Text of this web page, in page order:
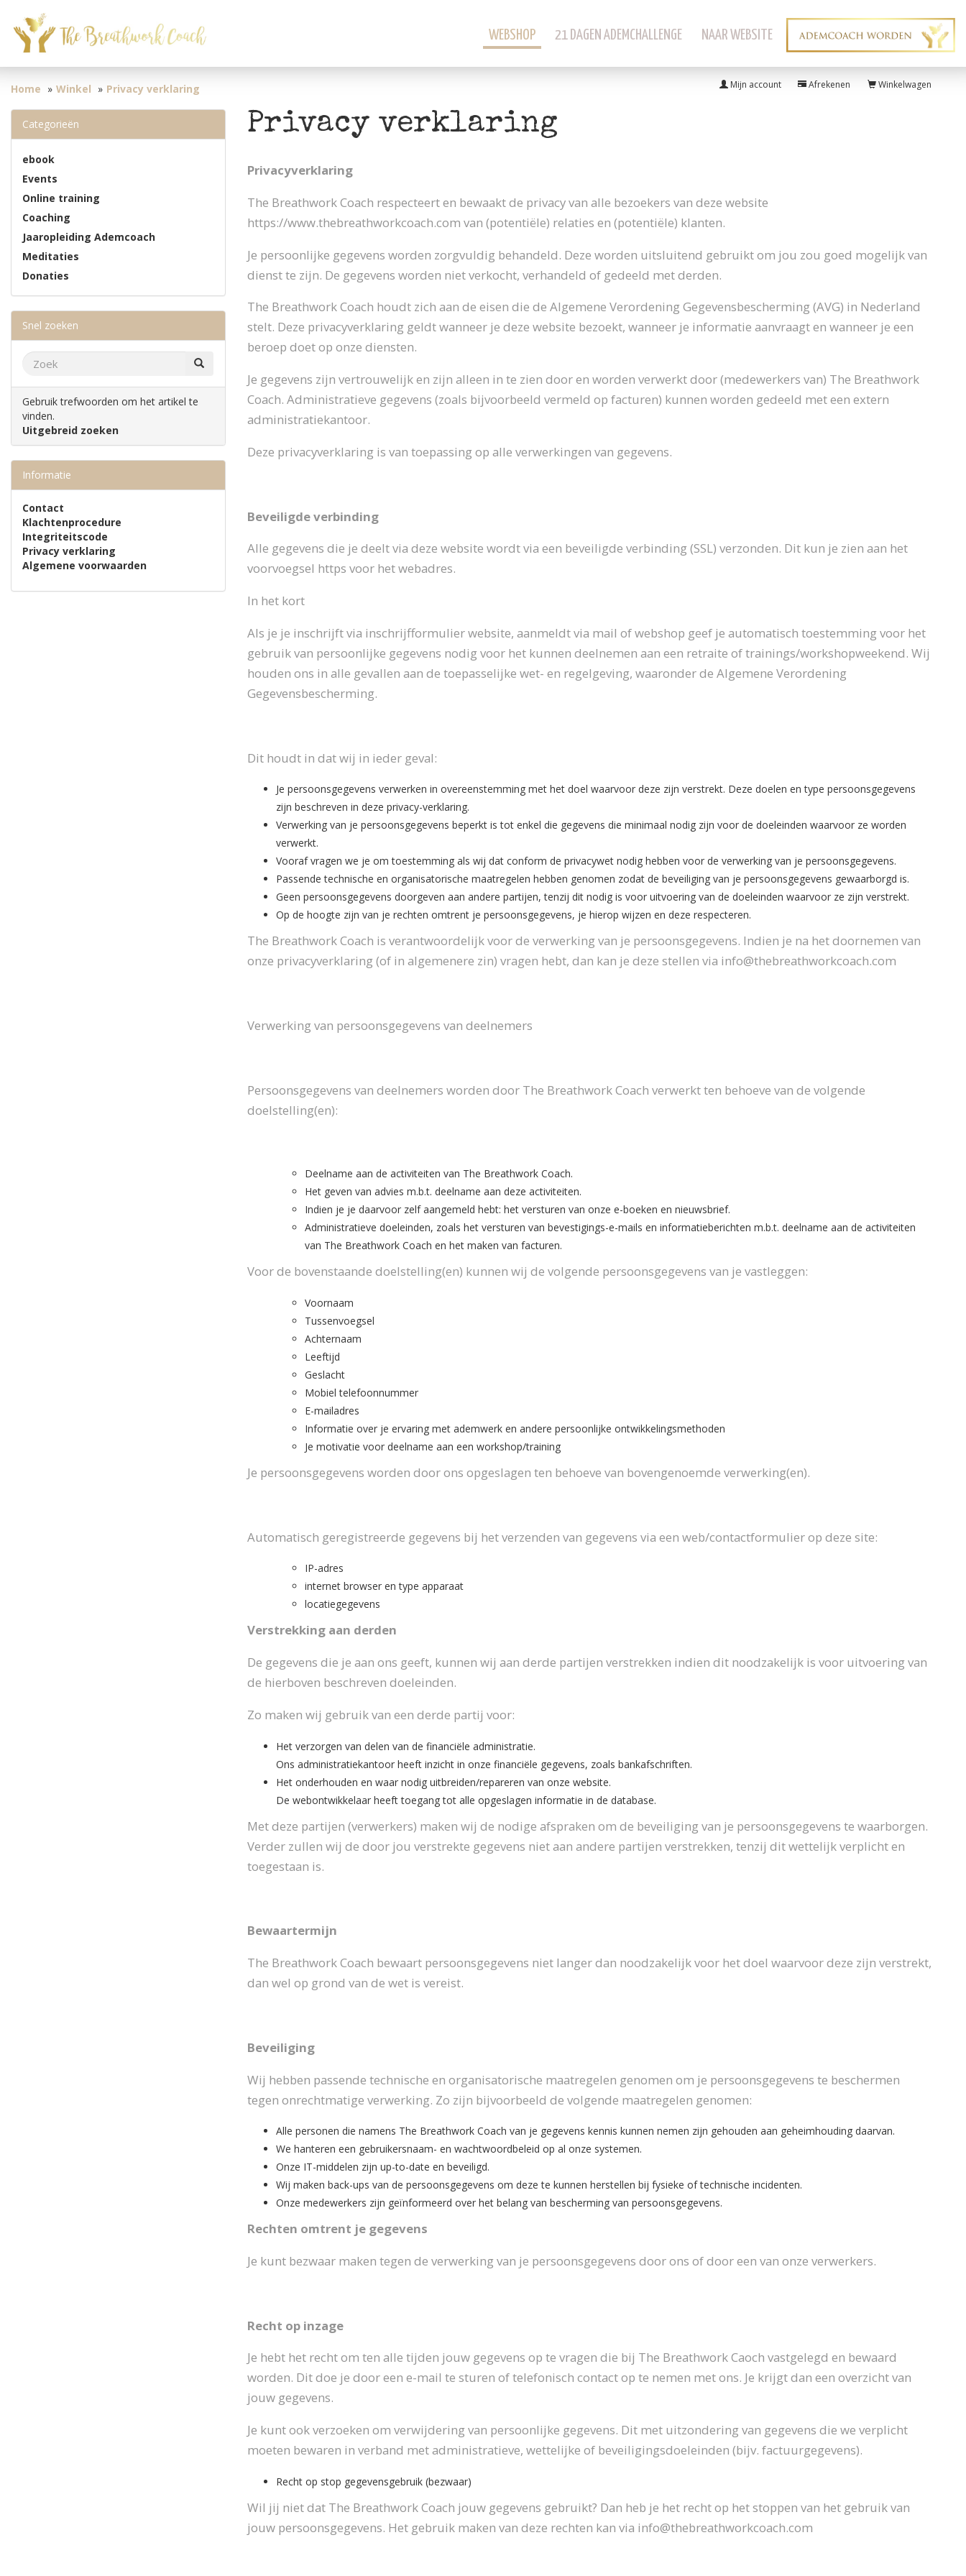
WEBSHOP 21 DAGEN ADEMCHALLENGE NAAR WEBSITE ADEMCOACH WORDEN
Home Winkel Privacy verklaring Winkelwagen
Afrekenen
Mijn account
Privacy verklaring
Privacyverklaring
The Breathwork Coach respecteert en bewaakt de privacy van alle bezoekers van deze website
https://www.thebreathworkcoach.com van (potentiële) relaties en (potentiële) klanten.
Je persoonlijke gegevens worden zorgvuldig behandeld. Deze worden uitsluitend gebruikt om jou zou goed mogelijk van
dienst te zijn. De gegevens worden niet verkocht, verhandeld of gedeeld met derden.
The Breathwork Coach houdt zich aan de eisen die de Algemene Verordening Gegevensbescherming (AVG) in Nederland
stelt. Deze privacyverklaring geldt wanneer je deze website bezoekt, wanneer je informatie aanvraagt en wanneer je een
beroep doet op onze diensten.
Je gegevens zijn vertrouwelijk en zijn alleen in te zien door en worden verwerkt door (medewerkers van) The Breathwork
Coach. Administratieve gegevens (zoals bijvoorbeeld vermeld op facturen) kunnen worden gedeeld met een extern
administratiekantoor.
Deze privacyverklaring is van toepassing op alle verwerkingen van gegevens.
Beveiligde verbinding
Alle gegevens die je deelt via deze website wordt via een beveiligde verbinding (SSL) verzonden. Dit kun je zien aan het
voorvoegsel https voor het webadres.
In het kort
Als je je inschrijft via inschrijfformulier website, aanmeldt via mail of webshop geef je automatisch toestemming voor het
gebruik van persoonlijke gegevens nodig voor het kunnen deelnemen aan een retraite of trainings/workshopweekend. Wij
houden ons in alle gevallen aan de toepasselijke wet- en regelgeving, waaronder de Algemene Verordening
Gegevensbescherming.
Dit houdt in dat wij in ieder geval:
Je persoonsgegevens verwerken in overeenstemming met het doel waarvoor deze zijn verstrekt. Deze doelen en type persoonsgegevens
zijn beschreven in deze privacy-verklaring.
Verwerking van je persoonsgegevens beperkt is tot enkel die gegevens die minimaal nodig zijn voor de doeleinden waarvoor ze worden
verwerkt.
Vooraf vragen we je om toestemming als wij dat conform de privacywet nodig hebben voor de verwerking van je persoonsgegevens.
Passende technische en organisatorische maatregelen hebben genomen zodat de beveiliging van je persoonsgegevens gewaarborgd is.
Geen persoonsgegevens doorgeven aan andere partijen, tenzij dit nodig is voor uitvoering van de doeleinden waarvoor ze zijn verstrekt.
Op de hoogte zijn van je rechten omtrent je persoonsgegevens, je hierop wijzen en deze respecteren.
The Breathwork Coach is verantwoordelijk voor de verwerking van je persoonsgegevens. Indien je na het doornemen van
onze privacyverklaring (of in algemenere zin) vragen hebt, dan kan je deze stellen via info@thebreathworkcoach.com
Verwerking van persoonsgegevens van deelnemers
Persoonsgegevens van deelnemers worden door The Breathwork Coach verwerkt ten behoeve van de volgende
doelstelling(en):
Deelname aan de activiteiten van The Breathwork Coach.
Het geven van advies m.b.t. deelname aan deze activiteiten.
Indien je je daarvoor zelf aangemeld hebt: het versturen van onze e-boeken en nieuwsbrief.
Administratieve doeleinden, zoals het versturen van bevestigings-e-mails en informatieberichten m.b.t. deelname aan de activiteiten
van The Breathwork Coach en het maken van facturen.
Voor de bovenstaande doelstelling(en) kunnen wij de volgende persoonsgegevens van je vastleggen:
Voornaam
Tussenvoegsel
Achternaam
Leeftijd
Geslacht
Mobiel telefoonnummer
E-mailadres
Informatie over je ervaring met ademwerk en andere persoonlijke ontwikkelingsmethoden
Je motivatie voor deelname aan een workshop/training
Je persoonsgegevens worden door ons opgeslagen ten behoeve van bovengenoemde verwerking(en).
Automatisch geregistreerde gegevens bij het verzenden van gegevens via een web/contactformulier op deze site:
IP-adres
internet browser en type apparaat
locatiegegevens
Verstrekking aan derden
De gegevens die je aan ons geeft, kunnen wij aan derde partijen verstrekken indien dit noodzakelijk is voor uitvoering van
de hierboven beschreven doeleinden.
Zo maken wij gebruik van een derde partij voor:
Het verzorgen van delen van de financiële administratie.
Ons administratiekantoor heeft inzicht in onze financiële gegevens, zoals bankafschriften.
Het onderhouden en waar nodig uitbreiden/repareren van onze website.
De webontwikkelaar heeft toegang tot alle opgeslagen informatie in de database.
Met deze partijen (verwerkers) maken wij de nodige afspraken om de beveiliging van je persoonsgegevens te waarborgen.
Verder zullen wij de door jou verstrekte gegevens niet aan andere partijen verstrekken, tenzij dit wettelijk verplicht en
toegestaan is.
Bewaartermijn
The Breathwork Coach bewaart persoonsgegevens niet langer dan noodzakelijk voor het doel waarvoor deze zijn verstrekt,
dan wel op grond van de wet is vereist.
Beveiliging
Wij hebben passende technische en organisatorische maatregelen genomen om je persoonsgegevens te beschermen
tegen onrechtmatige verwerking. Zo zijn bijvoorbeeld de volgende maatregelen genomen:
Alle personen die namens The Breathwork Coach van je gegevens kennis kunnen nemen zijn gehouden aan geheimhouding daarvan.
We hanteren een gebruikersnaam- en wachtwoordbeleid op al onze systemen.
Onze IT-middelen zijn up-to-date en beveiligd.
Wij maken back-ups van de persoonsgegevens om deze te kunnen herstellen bij fysieke of technische incidenten.
Onze medewerkers zijn geïnformeerd over het belang van bescherming van persoonsgegevens.
Rechten omtrent je gegevens
Je kunt bezwaar maken tegen de verwerking van je persoonsgegevens door ons of door een van onze verwerkers.
Recht op inzage
Je hebt het recht om ten alle tijden jouw gegevens op te vragen die bij The Breathwork Caoch vastgelegd en bewaard
worden. Dit doe je door een e-mail te sturen of telefonisch contact op te nemen met ons. Je krijgt dan een overzicht van
jouw gegevens.
Je kunt ook verzoeken om verwijdering van persoonlijke gegevens. Dit met uitzondering van gegevens die we verplicht
moeten bewaren in verband met administratieve, wettelijke of beveiligingsdoeleinden (bijv. factuurgegevens).
Recht op stop gegevensgebruik (bezwaar)
Wil jij niet dat The Breathwork Coach jouw gegevens gebruikt? Dan heb je het recht op het stoppen van het gebruik van
jouw persoonsgegevens. Het gebruik maken van deze rechten kan via info@thebreathworkcoach.com
Categorieën
ebook
Events
Online training
Coaching
Jaaropleiding Ademcoach
Meditaties
Donaties
Snel zoeken
Gebruik trefwoorden om het artikel te
vinden.
Uitgebreid zoeken
Informatie
Contact
Klachtenprocedure
Integriteitscode
Privacy verklaring
Algemene voorwaarden